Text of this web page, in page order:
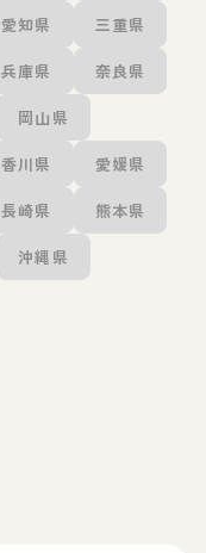
愛知県 三重県
兵庫県 奈良県
岡山県
香川県 愛媛県
長崎県 熊本県
沖縄県